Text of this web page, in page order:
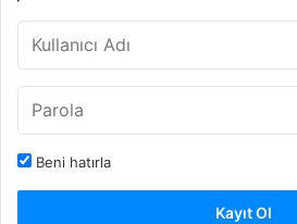
Beni hatırla
Kayıt Ol